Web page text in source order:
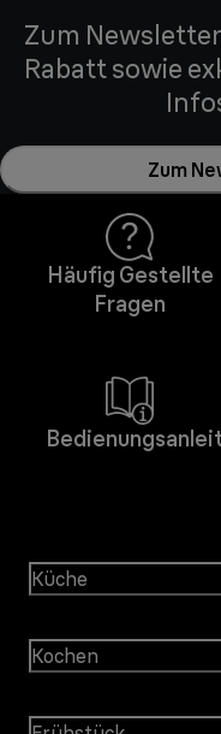
Zum
Rabatt sowie
Zum
Häufig Gestellte
Fragen
Küche
Kochen